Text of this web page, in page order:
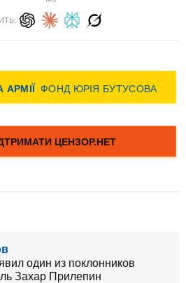
один из поклонников
Захар Прилепин